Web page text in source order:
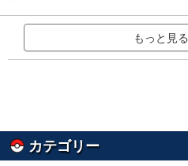
もっと見る
カテゴリー